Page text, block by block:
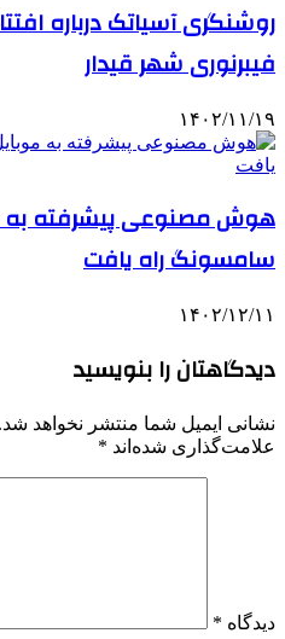
روشنگری آسیاتک درباره
فیبرنوری شهر قیدار
۱۴۰۲/۱۱/۱۹
هوش مصنوعی پیشرفته به
سامسونگ راه یافت
۱۴۰۲/۱۲/۱۱
دیدگاهتان را بنویسید
نشانی ایمیل شما منتشر نخواهد شد.
علامت‌گذاری شده‌اند *
دیدگاه *